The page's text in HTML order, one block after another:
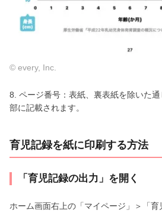
© every, Inc.
8. ページ番号：表紙、裏表紙を除いた
部に記載されます。
育児記録を紙に印刷する方法
「育児記録の出力」を開く
ホーム画面右上の「マイページ」＞「